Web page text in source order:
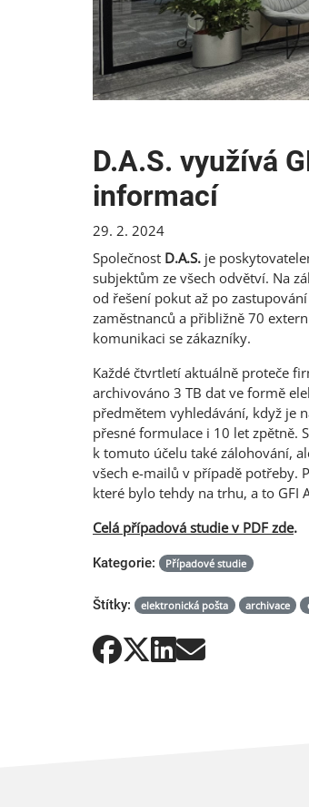
D.A.S. využívá
informací
29. 2. 2024
Společnost D.A.S. je
subjektům ze všech odvětví. Na
od řešení pokut až po
zaměstnanců a přibližně 70
komunikaci se zákazníky.
Každé čtvrtletí aktuálně proteče
archivováno 3 TB dat ve formě
předmětem vyhledávání, když je
přesné formulace i 10 let zpětně.
k tomuto účelu také zálohování,
všech e-mailů v případě potřeby.
které bylo tehdy na trhu, a to GFI
Celá případová studie v PDF zde.
Kategorie: Případové studie
Štítky: elektronická pošta archivace